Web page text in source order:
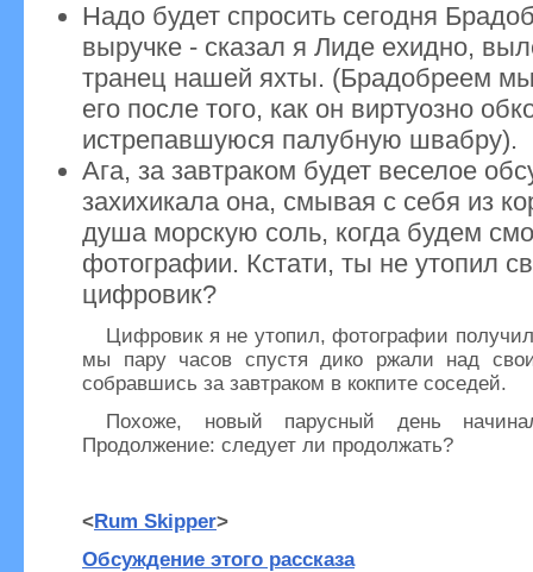
Надо будет спросить сегодня
выручке - сказал я Лиде ехидно,
транец нашей яхты. (Брадобреем
его после того, как он виртуозно
истрепавшуюся палубную швабру).
Ага, за завтраком будет веселое
захихикала она, смывая с себя из
душа морскую соль, когда будем
фотографии. Кстати, ты не утопил
цифровик?
Цифровик я не утопил, фотографии
мы пару часов спустя дико ржали над
собравшись за завтраком в кокпите соседей.
Похоже, новый парусный день
Продолжение: следует ли продолжать?
<Rum Skipper>
Обсуждение этого рассказа